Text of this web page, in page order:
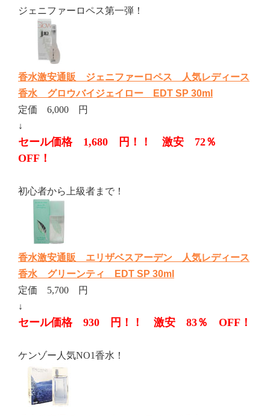
ジェニファーロペス第一弾！
香水激安通販 ジェニファーロペス 人気レディース
香水 グロウバイジェイロー EDT SP 30ml
定価 6,000 円
↓
セール価格 1,680 円！！ 激安 72％
OFF！
初心者から上級者まで！
香水激安通販 エリザベスアーデン 人気レディース
香水 グリーンティ EDT SP 30ml
定価 5,700 円
↓
セール価格 930 円！！ 激安 83％ OFF！
ケンゾー人気NO1香水！